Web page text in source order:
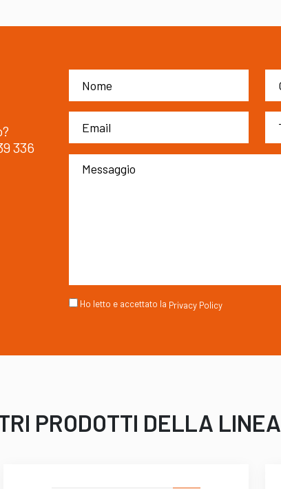
336
Ho letto e accettato la Privacy Policy
PRODOTTI DELLA LINEA